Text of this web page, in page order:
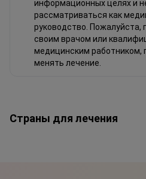
информационных целях и
рассматриваться как
руководство. Пожалуйста,
своим врачом или
медицинским работником,
менять лечение.
Страны для лечения